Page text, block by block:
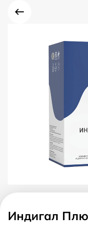
Индигал